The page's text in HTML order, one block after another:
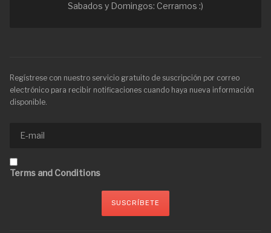
Sabados y Domingos: Cerramos :)
Regístrese con nuestro servicio gratuito de suscripción por correo
electrónico para recibir notificaciones cuando haya nueva información
disponible.
Terms and Conditions